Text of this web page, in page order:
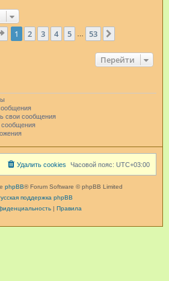
Страница из 53
1 2 3 4 5 53
Перейти
свои сообщения
сообщения
Часовой пояс: UTC+03:00
Удалить cookies
phpBB® Forum Software © phpBB Limited
поддержка phpBB
| Правила